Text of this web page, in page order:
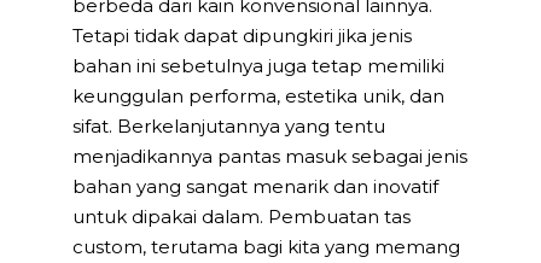
berbeda dari kain konvensional lainnya.
Tetapi tidak dapat dipungkiri jika jenis
bahan ini sebetulnya juga tetap memiliki
keunggulan performa, estetika unik, dan
sifat. Berkelanjutannya yang tentu
menjadikannya pantas masuk sebagai jenis
bahan yang sangat menarik dan inovatif
untuk dipakai dalam. Pembuatan tas
custom, terutama bagi kita yang memang